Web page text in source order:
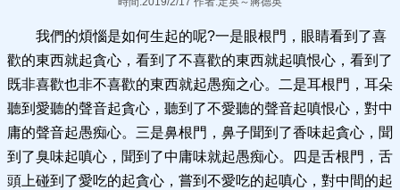
我們的煩惱是如何生起的呢?一是眼根門，眼睛看到了喜
歡的東西就起貪心，看到了不喜歡的東西就起嗔恨心，看到了
既非喜歡也非不喜歡的東西就起愚痴之心。二是耳根門，耳朵
聽到愛聽的聲音起貪心，聽到了不愛聽的聲音起嗔恨心，對中
庸的聲音起愚痴心。三是鼻根門，鼻子聞到了香味起貪心，聞
到了臭味起嗔心，聞到了中庸味就起愚痴心。四是舌根門，舌
頭上碰到了愛吃的起貪心，嘗到不愛吃的起嗔心，對中間的起